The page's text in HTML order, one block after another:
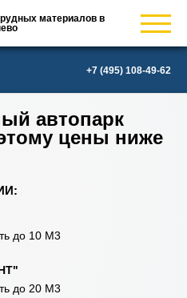
материалов в
до 10 М3
до 20 М3
автопарк
цены ниже